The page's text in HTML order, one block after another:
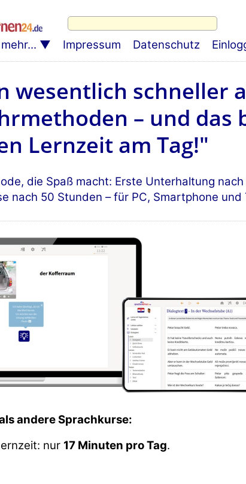
mehr... Impressum Datenschutz
wesentlich schneller
– und das
Lernzeit am Tag!"
die Spaß macht: Erste Unterhaltung
nach 50 Stunden – für PC, Smartphone und
andere Sprachkurse:
nur 17 Minuten pro Tag.